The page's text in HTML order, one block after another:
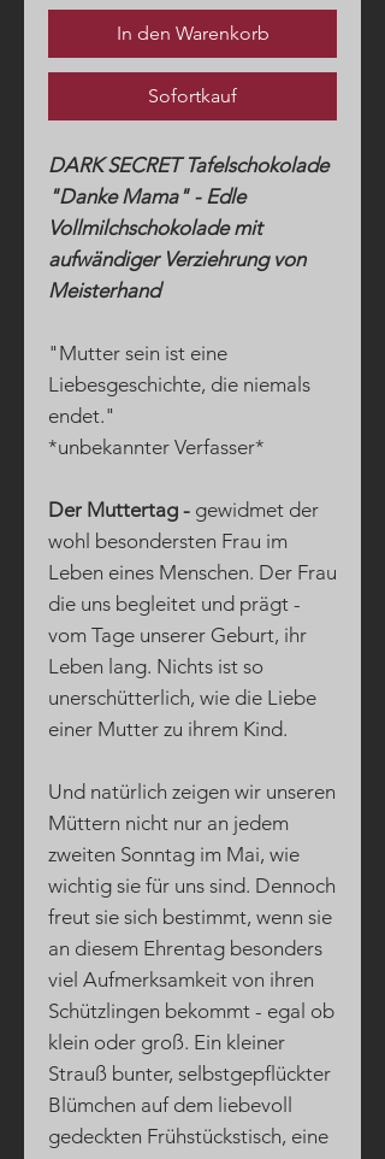
In den Warenkorb
Sofortkauf
DARK SECRET Tafelschokolade
"Danke Mama" - Edle
Vollmilchschokolade mit
aufwändiger Verziehrung von
Meisterhand
"Mutter sein ist eine
Liebesgeschichte, die niemals
endet."
*unbekannter Verfasser*
Der Muttertag - gewidmet der
wohl besondersten Frau im
Leben eines Menschen. Der Frau
die uns begleitet und prägt -
vom Tage unserer Geburt, ihr
Leben lang. Nichts ist so
unerschütterlich, wie die Liebe
einer Mutter zu ihrem Kind.
Und natürlich zeigen wir unseren
Müttern nicht nur an jedem
zweiten Sonntag im Mai, wie
wichtig sie für uns sind. Dennoch
freut sie sich bestimmt, wenn sie
an diesem Ehrentag besonders
viel Aufmerksamkeit von ihren
Schützlingen bekommt - egal ob
klein oder groß. Ein kleiner
Strauß bunter, selbstgepflückter
Blümchen auf dem liebevoll
gedeckten Frühstückstisch, eine